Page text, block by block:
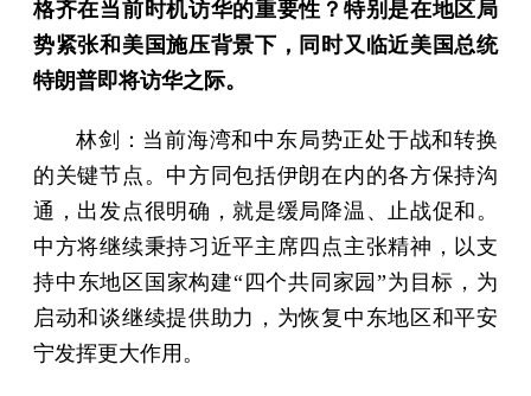
格齐在当前时机访华的重要性？特别是在地区局
势紧张和美国施压背景下，同时又临近美国总统
特朗普即将访华之际。
林剑：当前海湾和中东局势正处于战和转换
的关键节点。中方同包括伊朗在内的各方保持沟
通，出发点很明确，就是缓局降温、止战促和。
中方将继续秉持习近平主席四点主张精神，以支
持中东地区国家构建“四个共同家园”为目标，为
启动和谈继续提供助力，为恢复中东地区和平安
宁发挥更大作用。